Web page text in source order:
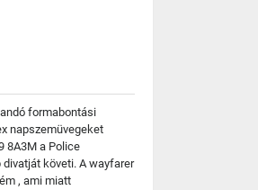
formabontási
napszemüvegeket
8A3M a Police
követi. A wayfarer
, ami miatt